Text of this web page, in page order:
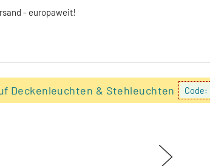
- europaweit!
Deckenleuchten & Stehleuchten Code: